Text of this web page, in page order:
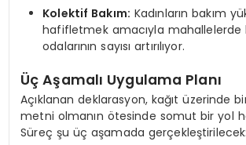
Kolektif Bakım: Kadınların bakım
hafifletmek amacıyla mahallelerde
odalarının sayısı artırılıyor.
Üç Aşamalı Uygulama Planı
Açıklanan deklarasyon, kağıt üzerinde
metni olmanın ötesinde somut bir yol
Süreç şu üç aşamada gerçekleştirilecek: